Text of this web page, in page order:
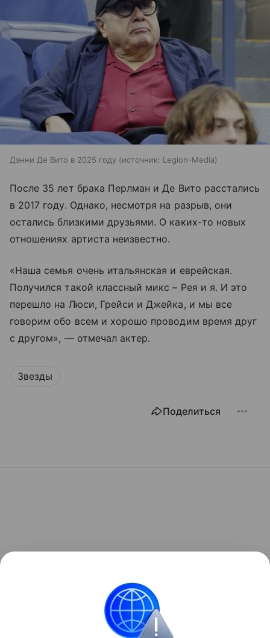
Дэнни Де Вито в 2025 году источник: Legion-Media
После 35 лет брака Перлман и Де Вито расстались
в 2017 году. Однако, несмотря на разрыв, они
остались близкими друзьями. О каких-то новых
отношениях артиста неизвестно.
«Наша семья очень итальянская и еврейская.
Получился такой классный микс – Рея и я. И это
перешло на Люси, Грейси и Джейка, и мы все
говорим обо всем и хорошо проводим время друг
с другом», — отмечал актер.
Звезды
Поделиться